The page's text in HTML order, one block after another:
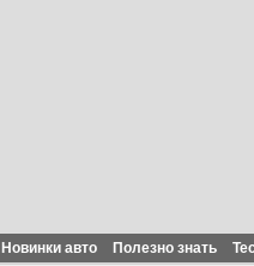
Новинки авто Полезно знать